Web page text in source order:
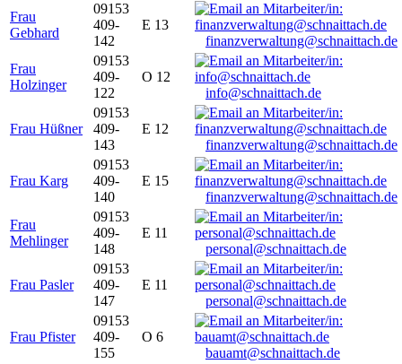
Frau
Gebhard
09153
409-
142
E 13
finanzverwaltung@schnaittach.de
Frau
Holzinger
09153
409-
122
O 12
info@schnaittach.de
Frau Hüßner
09153
409-
143
E 12
finanzverwaltung@schnaittach.de
Frau Karg
09153
409-
140
E 15
finanzverwaltung@schnaittach.de
Frau
Mehlinger
09153
409-
148
E 11
personal@schnaittach.de
Frau Pasler
09153
409-
147
E 11
personal@schnaittach.de
Frau Pfister
09153
409-
155
O 6
bauamt@schnaittach.de